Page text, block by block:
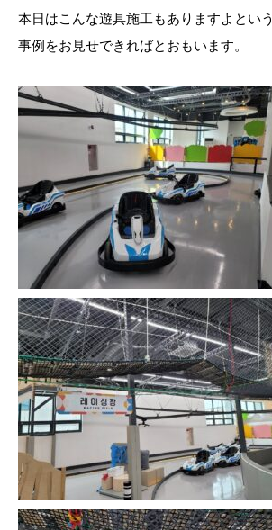
本日はこんな遊具施工もありますよという
事例をお見せできればとおもいます。